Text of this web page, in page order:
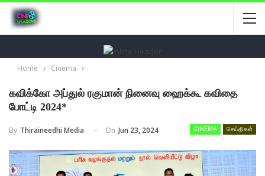
Home Cinema
கவிக்கோ அப்துல் ரகுமான் நினைவு ஹைக்கூ கவிதை
போட்டி 2024*
CINEMA செய்திகள்
By Thiraineedhi Media On Jun 23, 2024